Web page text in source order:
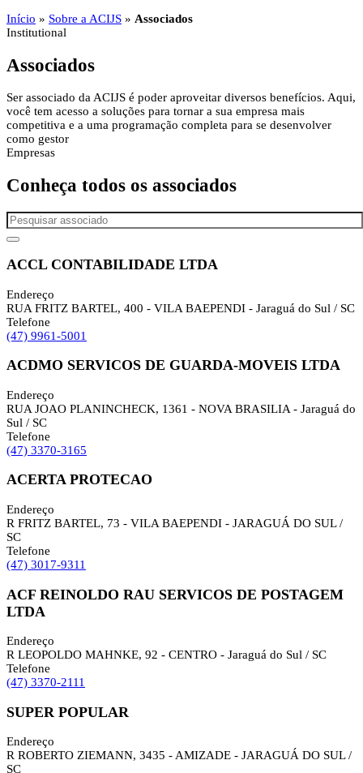
Início » Sobre a ACIJS » Associados
Institutional
Associados
Ser associado da ACIJS é poder aproveitar diversos benefícios. Aqui,
você tem acesso a soluções para tornar a sua empresa mais
competitiva e a uma programação completa para se desenvolver
como gestor
Empresas
Conheça todos os associados
ACCL CONTABILIDADE LTDA
Endereço
RUA FRITZ BARTEL, 400 - VILA BAEPENDI - Jaraguá do Sul / SC
Telefone
(47) 9961-5001
ACDMO SERVICOS DE GUARDA-MOVEIS LTDA
Endereço
RUA JOAO PLANINCHECK, 1361 - NOVA BRASILIA - Jaraguá do
Sul / SC
Telefone
(47) 3370-3165
ACERTA PROTECAO
Endereço
R FRITZ BARTEL, 73 - VILA BAEPENDI - JARAGUÁ DO SUL /
SC
Telefone
(47) 3017-9311
ACF REINOLDO RAU SERVICOS DE POSTAGEM
LTDA
Endereço
R LEOPOLDO MAHNKE, 92 - CENTRO - Jaraguá do Sul / SC
Telefone
(47) 3370-2111
SUPER POPULAR
Endereço
R ROBERTO ZIEMANN, 3435 - AMIZADE - JARAGUÁ DO SUL /
SC